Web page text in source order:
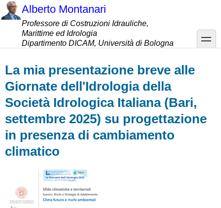
Salta
al
contenuto
principale
Alberto Montanari
Professore di Costruzioni Idrauliche,
Marittime ed Idrologia
Dipartimento DICAM, Università di Bologna
toggle
La mia presentazione breve alle
Giornate dell'Idrologia della
Società Idrologica Italiana (Bari,
settembre 2025) su progettazione
in presenza di cambiamento
climatico